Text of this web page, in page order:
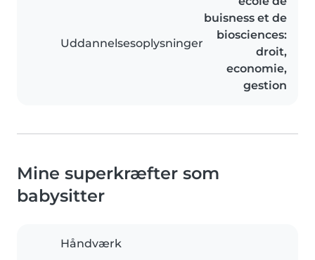
Uddannelsesoplysninger
buisness et de
biosciences:
droit,
economie,
gestion
Mine superkræfter som
babysitter
Håndværk